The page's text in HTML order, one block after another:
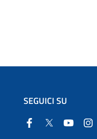
SEGUICI SU
Facebook
Twitter YouTube